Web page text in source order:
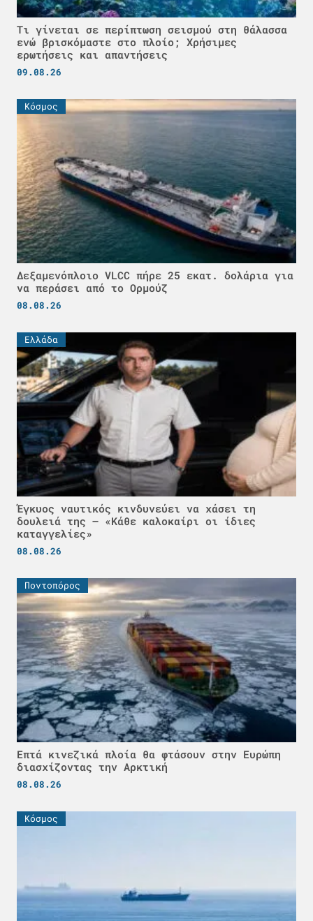
Τι γίνεται σε περίπτωση σεισμού στη θάλασσα
ενώ βρισκόμαστε στο πλοίο; Χρήσιμες
ερωτήσεις και απαντήσεις
09.08.26
Κόσμος
Δεξαμενόπλοιο VLCC πήρε 25 εκατ. δολάρια για
να περάσει από το Ορμούζ
08.08.26
Ελλάδα
Έγκυος ναυτικός κινδυνεύει να χάσει τη
δουλειά της – «Κάθε καλοκαίρι οι ίδιες
καταγγελίες»
08.08.26
Ποντοπόρος
Επτά κινεζικά πλοία θα φτάσουν στην Ευρώπη
διασχίζοντας την Αρκτική
08.08.26
Κόσμος